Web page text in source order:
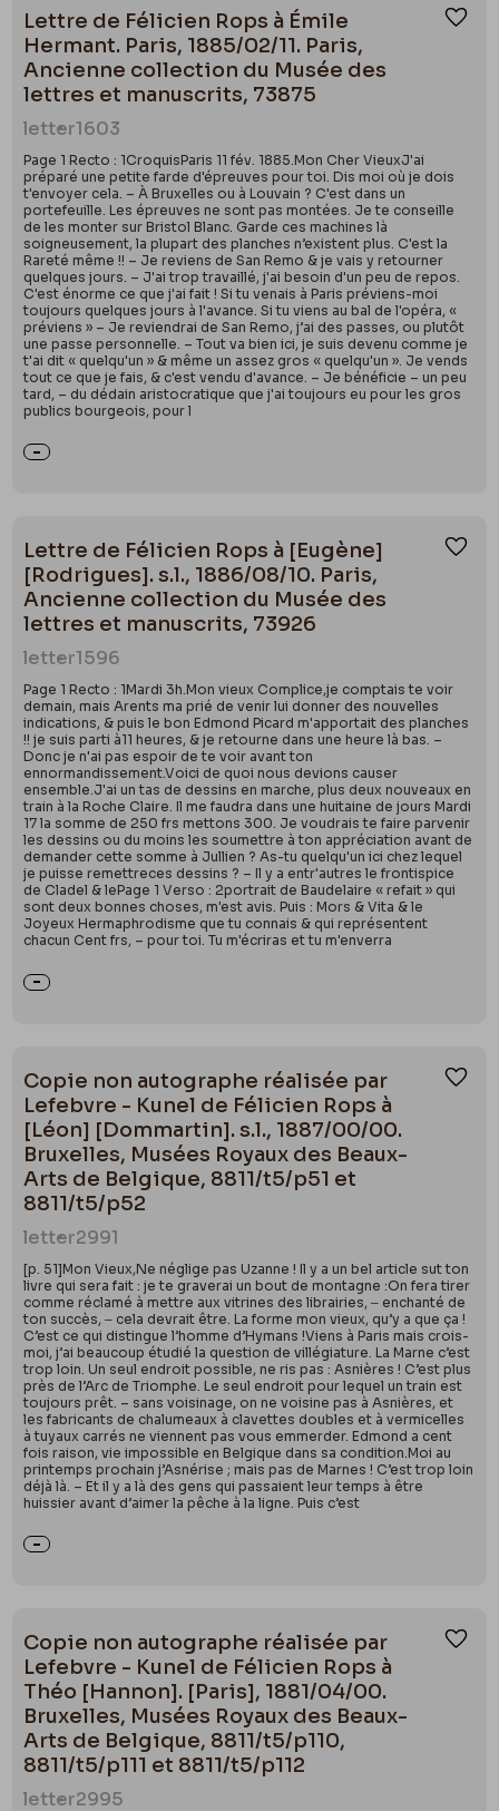
Lettre de Félicien Rops à Émile
Hermant. Paris, 1885/02/11. Paris,
Ancienne collection du Musée des
lettres et manuscrits, 73875
letter1603
Page 1 Recto : 1CroquisParis 11 fév. 1885.Mon Cher VieuxJ'ai
préparé une petite farde d'épreuves pour toi. Dis moi où je dois
t'envoyer cela. – À Bruxelles ou à Louvain ? C'est dans un
portefeuille. Les épreuves ne sont pas montées. Je te conseille
de les monter sur Bristol Blanc. Garde ces machines là
soigneusement, la plupart des planches n’existent plus. C'est la
Rareté même !! – Je reviens de San Remo & je vais y retourner
quelques jours. – J'ai trop travaillé, j'ai besoin d'un peu de repos.
C'est énorme ce que j'ai fait ! Si tu venais à Paris préviens-moi
toujours quelques jours à l'avance. Si tu viens au bal de l'opéra, «
préviens » – Je reviendrai de San Remo, j’ai des passes, ou plutôt
une passe personnelle. – Tout va bien ici, je suis devenu comme je
t'ai dit « quelqu'un » & même un assez gros « quelqu'un ». Je vends
tout ce que je fais, & c'est vendu d'avance. – Je bénéficie – un peu
tard, – du dédain aristocratique que j'ai toujours eu pour les gros
publics bourgeois, pour l
Lettre de Félicien Rops à [Eugène]
[Rodrigues]. s.l., 1886/08/10. Paris,
Ancienne collection du Musée des
lettres et manuscrits, 73926
letter1596
Page 1 Recto : 1Mardi 3h.Mon vieux Complice,je comptais te voir
demain, mais Arents ma prié de venir lui donner des nouvelles
indications, & puis le bon Edmond Picard m'apportait des planches
!! je suis parti à11 heures, & je retourne dans une heure là bas. –
Donc je n'ai pas espoir de te voir avant ton
ennormandissement.Voici de quoi nous devions causer
ensemble.J'ai un tas de dessins en marche, plus deux nouveaux en
train à la Roche Claire. Il me faudra dans une huitaine de jours Mardi
17 la somme de 250 frs mettons 300. Je voudrais te faire parvenir
les dessins ou du moins les soumettre à ton appréciation avant de
demander cette somme à Jullien ? As-tu quelqu'un ici chez lequel
je puisse remettreces dessins ? – Il y a entr'autres le frontispice
de Cladel & lePage 1 Verso : 2portrait de Baudelaire « refait » qui
sont deux bonnes choses, m'est avis. Puis : Mors & Vita & le
Joyeux Hermaphrodisme que tu connais & qui représentent
chacun Cent frs, – pour toi. Tu m'écriras et tu m'enverra
Copie non autographe réalisée par
Lefebvre - Kunel de Félicien Rops à
[Léon] [Dommartin]. s.l., 1887/00/00.
Bruxelles, Musées Royaux des Beaux-
Arts de Belgique, 8811/t5/p51 et
8811/t5/p52
letter2991
[p. 51]Mon Vieux,Ne néglige pas Uzanne ! Il y a un bel article sut ton
livre qui sera fait : je te graverai un bout de montagne :On fera tirer
comme réclamé à mettre aux vitrines des librairies, ‒ enchanté de
ton succès, ‒ cela devrait être. La forme mon vieux, qu’y a que ça !
C’est ce qui distingue l’homme d’Hymans !Viens à Paris mais crois-
moi, j’ai beaucoup étudié la question de villégiature. La Marne c’est
trop loin. Un seul endroit possible, ne ris pas : Asnières ! C’est plus
près de l’Arc de Triomphe. Le seul endroit pour lequel un train est
toujours prêt. – sans voisinage, on ne voisine pas à Asnières, et
les fabricants de chalumeaux à clavettes doubles et à vermicelles
à tuyaux carrés ne viennent pas vous emmerder. Edmond a cent
fois raison, vie impossible en Belgique dans sa condition.Moi au
printemps prochain j’Asnérise ; mais pas de Marnes ! C’est trop loin
déjà là. – Et il y a là des gens qui passaient leur temps à être
huissier avant d’aimer la pêche à la ligne. Puis c’est
Copie non autographe réalisée par
Lefebvre - Kunel de Félicien Rops à
Théo [Hannon]. [Paris], 1881/04/00.
Bruxelles, Musées Royaux des Beaux-
Arts de Belgique, 8811/t5/p110,
8811/t5/p111 et 8811/t5/p112
letter2995